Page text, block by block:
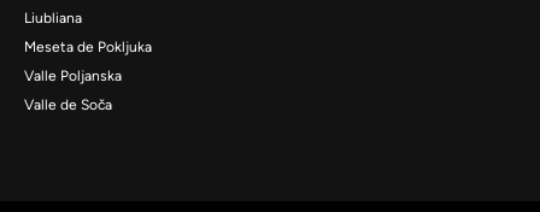
Liubliana
Meseta de Pokljuka
Valle Poljanska
Valle de Soča